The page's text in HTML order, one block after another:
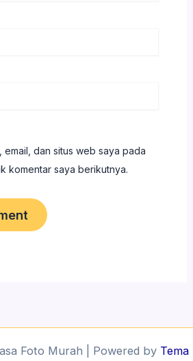
email, dan situs web saya pada
komentar saya berikutnya.
Foto Murah | Powered by Tema